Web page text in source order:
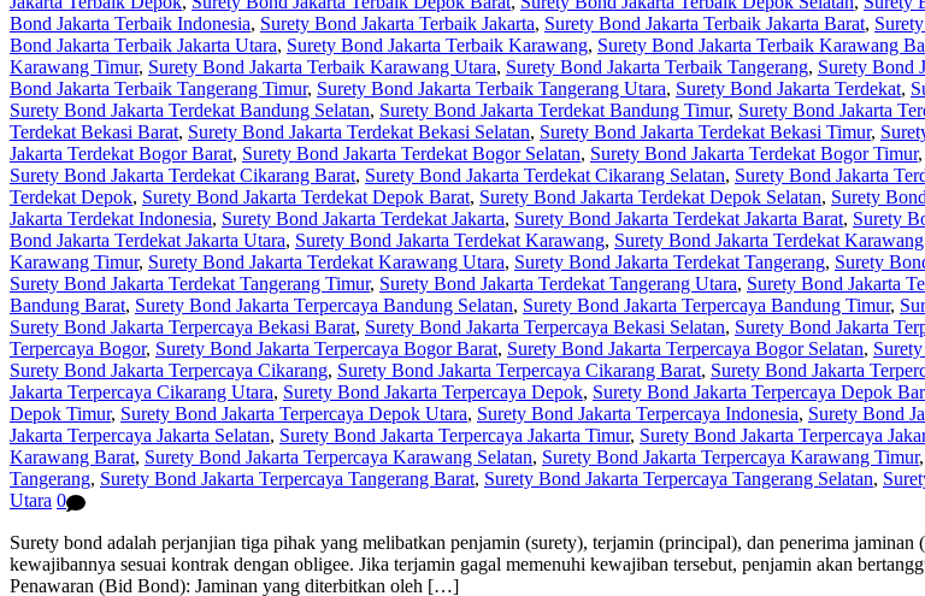
Bond Jakarta Terbaik Indonesia, Surety Bond Jakarta Terbaik Jakarta, Surety Bond Jakarta Terbaik Jakarta Barat,
Bond Jakarta Terbaik Jakarta Utara, Surety Bond Jakarta Terbaik Karawang, Surety Bond Jakarta Terbaik Karawang
Karawang Timur, Surety Bond Jakarta Terbaik Karawang Utara, Surety Bond Jakarta Terbaik Tangerang, Surety Bond
Bond Jakarta Terbaik Tangerang Timur, Surety Bond Jakarta Terbaik Tangerang Utara, Surety Bond Jakarta Terdekat,
Surety Bond Jakarta Terdekat Bandung Selatan, Surety Bond Jakarta Terdekat Bandung Timur, Surety Bond Jakarta
Terdekat Bekasi Barat, Surety Bond Jakarta Terdekat Bekasi Selatan, Surety Bond Jakarta Terdekat Bekasi Timur,
Jakarta Terdekat Bogor Barat, Surety Bond Jakarta Terdekat Bogor Selatan, Surety Bond Jakarta Terdekat Bogor Timur,
Surety Bond Jakarta Terdekat Cikarang Barat, Surety Bond Jakarta Terdekat Cikarang Selatan, Surety Bond Jakarta
Terdekat Depok, Surety Bond Jakarta Terdekat Depok Barat, Surety Bond Jakarta Terdekat Depok Selatan, Surety
Jakarta Terdekat Indonesia, Surety Bond Jakarta Terdekat Jakarta, Surety Bond Jakarta Terdekat Jakarta Barat, Surety
Bond Jakarta Terdekat Jakarta Utara, Surety Bond Jakarta Terdekat Karawang, Surety Bond Jakarta Terdekat
Karawang Timur, Surety Bond Jakarta Terdekat Karawang Utara, Surety Bond Jakarta Terdekat Tangerang, Surety
Surety Bond Jakarta Terdekat Tangerang Timur, Surety Bond Jakarta Terdekat Tangerang Utara, Surety Bond Jakarta
Bandung Barat, Surety Bond Jakarta Terpercaya Bandung Selatan, Surety Bond Jakarta Terpercaya Bandung Timur,
Surety Bond Jakarta Terpercaya Bekasi Barat, Surety Bond Jakarta Terpercaya Bekasi Selatan, Surety Bond Jakarta
Terpercaya Bogor, Surety Bond Jakarta Terpercaya Bogor Barat, Surety Bond Jakarta Terpercaya Bogor Selatan,
Surety Bond Jakarta Terpercaya Cikarang, Surety Bond Jakarta Terpercaya Cikarang Barat, Surety Bond Jakarta
Jakarta Terpercaya Cikarang Utara, Surety Bond Jakarta Terpercaya Depok, Surety Bond Jakarta Terpercaya Depok
Depok Timur, Surety Bond Jakarta Terpercaya Depok Utara, Surety Bond Jakarta Terpercaya Indonesia, Surety Bond
Jakarta Terpercaya Jakarta Selatan, Surety Bond Jakarta Terpercaya Jakarta Timur, Surety Bond Jakarta Terpercaya
Karawang Barat, Surety Bond Jakarta Terpercaya Karawang Selatan, Surety Bond Jakarta Terpercaya Karawang Timur,
Tangerang, Surety Bond Jakarta Terpercaya Tangerang Barat, Surety Bond Jakarta Terpercaya Tangerang Selatan,
Utara 0
Surety bond adalah perjanjian tiga pihak yang melibatkan penjamin (surety), terjamin (principal), dan penerima
kewajibannya sesuai kontrak dengan obligee. Jika terjamin gagal memenuhi kewajiban tersebut, penjamin akan
Penawaran (Bid Bond): Jaminan yang diterbitkan oleh […]